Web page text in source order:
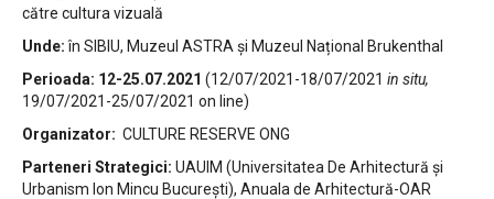
către cultura vizuală
Unde:în SIBIU, Muzeul ASTRA și Muzeul Național Brukenthal
Perioada: 12-25.07.2021 (12/07/2021-18/07/2021 in situ,
19/07/2021-25/07/2021 on line)
Organizator: CULTURE RESERVE ONG
Parteneri Strategici: UAUIM (Universitatea De Arhitectură și
Urbanism Ion Mincu București), Anuala de Arhitectură-OAR